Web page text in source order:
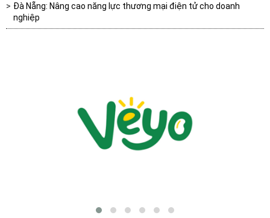
Đà Nẵng: Nâng cao năng lực thương mại điện tử cho doanh
nghiệp